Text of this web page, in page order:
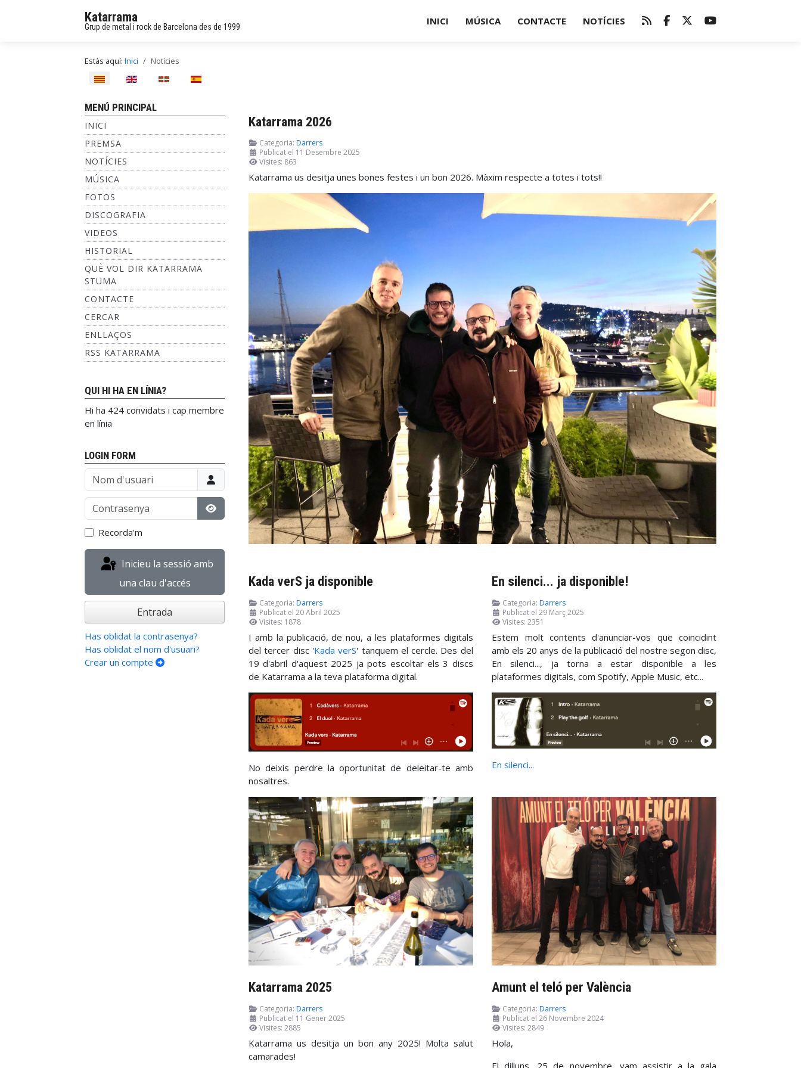
Katarrama
Grup de metal i rock de Barcelona des de 1999 INICI MÚSICA CONTACTE NOTÍCIES
Estàs aquí: Inici Notícies
Seleccioni el seu idioma
MENÚ PRINCIPAL
INICI
PREMSA
NOTÍCIES
MÚSICA
FOTOS
DISCOGRAFIA
VIDEOS
HISTORIAL
QUÈ VOL DIR KATARRAMA
STUMA
CONTACTE
CERCAR
ENLLAÇOS
RSS KATARRAMA
QUI HI HA EN LÍNIA?
Hi ha 424 convidats i cap membre
en línia
LOGIN FORM
Nom d'usuari
Contrasenya
Mostrar contrasenya
Recorda'm
una clau d'accés
Entrada
Has oblidat la contrasenya?
Has oblidat el nom d'usuari?
Crear un compte
Katarrama 2026
Categoria: Darrers
Publicat el 11 Desembre 2025
Visites: 863
Katarrama us desitja unes bones festes i un bon 2026. Màxim respecte a totes i tots!!
Kada verS ja disponible
Categoria: Darrers
Publicat el 20 Abril 2025
Visites: 1878
I amb la publicació, de nou, a les plataformes digitals
del tercer disc 'Kada verS' tanquem el cercle. Des del
19 d'abril d'aquest 2025 ja pots escoltar els 3 discs
de Katarrama a la teva plataforma digital.
No deixis perdre la oportunitat de deleitar-te amb
nosaltres.
En silenci... ja disponible!
Categoria: Darrers
Publicat el 29 Març 2025
Visites: 2351
Estem molt contents d'anunciar-vos que coincidint
amb els 20 anys de la publicació del nostre segon disc,
En silenci..., ja torna a estar disponible a les
plataformes digitals, com Spotify, Apple Music, etc...
En silenci...
Katarrama 2025
Categoria: Darrers
Publicat el 11 Gener 2025
Visites: 2885
Katarrama us desitja un bon any 2025! Molta salut
camarades!
Amunt el teló per València
Categoria: Darrers
Publicat el 26 Novembre 2024
Visites: 2849
Hola,
El dilluns, 25 de novembre, vam assistir a la gala